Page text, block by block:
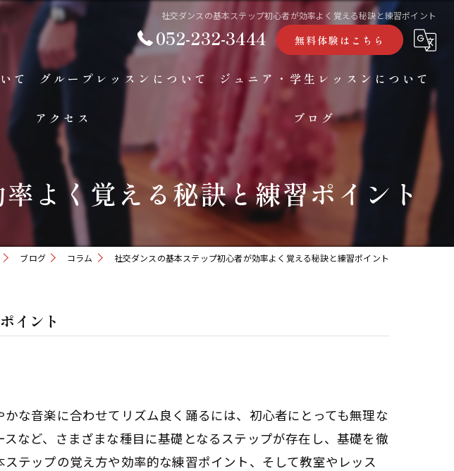
社交ダンスの基本ステップ初心者が効率よく覚える秘訣と練習ポイント
052-232-3444 無料体験はこちら
て グループレッスンについて ジュニア・学生レッスンについて
アクセス ブログ
コラム
よく覚える秘訣と練習ポイント
ブログ コラム 社交ダンスの基本ステップ初心者が効率よく覚える秘訣と練習ポイント
イント
な音楽に合わせてリズム良く踊るには、初心者にとっても無理な
など、さまざまな種目に基礎となるステップが存在し、基礎を徹
テップの覚え方や効率的な練習ポイント、そして教室やレッス